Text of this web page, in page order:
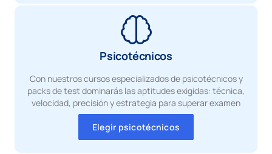
Psicotécnicos
Con nuestros cursos especializados de psicotécnicos y
packs de test dominarás las aptitudes exigidas: técnica,
velocidad, precisión y estrategia para superar examen
Elegir psicotécnicos